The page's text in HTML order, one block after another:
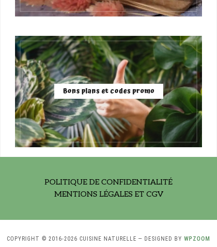
Bons plans et codes promo
POLITIQUE DE CONFIDENTIALITÉ
MENTIONS LÉGALES ET CGV
COPYRIGHT © 2016-2026 CUISINE NATURELLE — DESIGNED BY WPZOOM